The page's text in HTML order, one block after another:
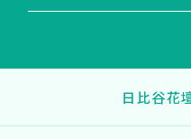
日比谷花